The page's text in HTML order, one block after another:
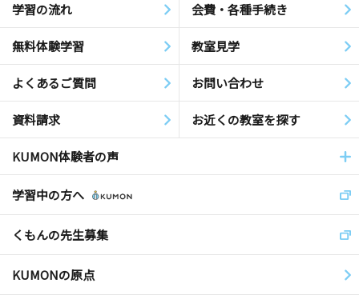
学習の流れ 会費・各種手続き
無料体験学習 教室見学
よくあるご質問 お問い合わせ
資料請求 お近くの教室を探す
KUMON体験者の声
学習中の方へ
くもんの先生募集
KUMONの原点